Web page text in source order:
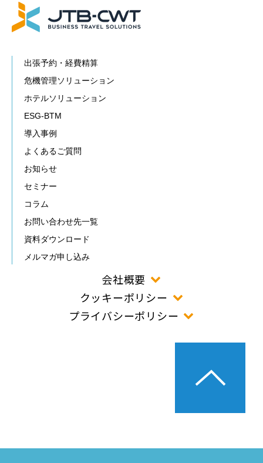
出張予約・経費精算
危機管理ソリューション
ホテルソリューション
ESG-BTM
導入事例
よくあるご質問
お知らせ
セミナー
コラム
お問い合わせ先一覧
資料ダウンロード
メルマガ申し込み
会社概要
クッキーポリシー
プライバシーポリシー